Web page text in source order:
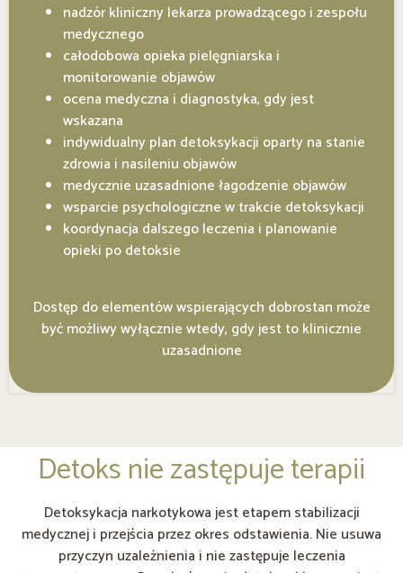
nadzór kliniczny lekarza prowadzącego i zespołu
medycznego
całodobowa opieka pielęgniarska i
monitorowanie objawów
ocena medyczna i diagnostyka, gdy jest
wskazana
indywidualny plan detoksykacji oparty na stanie
zdrowia i nasileniu objawów
medycznie uzasadnione łagodzenie objawów
wsparcie psychologiczne w trakcie detoksykacji
koordynacja dalszego leczenia i planowanie
opieki po detoksie
Dostęp do elementów wspierających dobrostan może
być możliwy wyłącznie wtedy, gdy jest to klinicznie
uzasadnione
Detoks nie zastępuje terapii
Detoksykacja narkotykowa jest etapem stabilizacji
medycznej i przejścia przez okres odstawienia. Nie usuwa
przyczyn uzależnienia i nie zastępuje leczenia